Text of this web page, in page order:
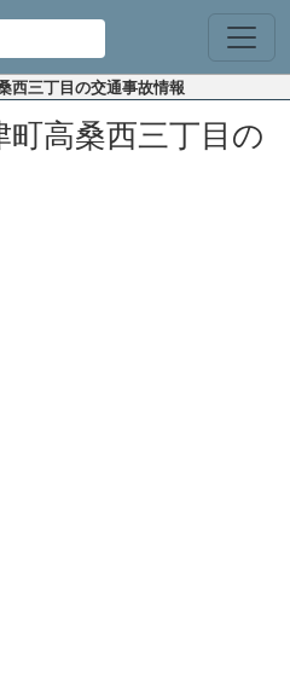
西三丁目の交通事故情報
高桑西三丁目の